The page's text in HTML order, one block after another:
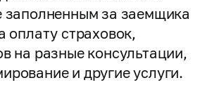
за заемщика
оплату страховок,
на разные консультации,
и другие услуги.